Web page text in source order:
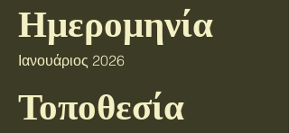
Ημερομηνία
Ιανουάριος 2026
Τοποθεσία